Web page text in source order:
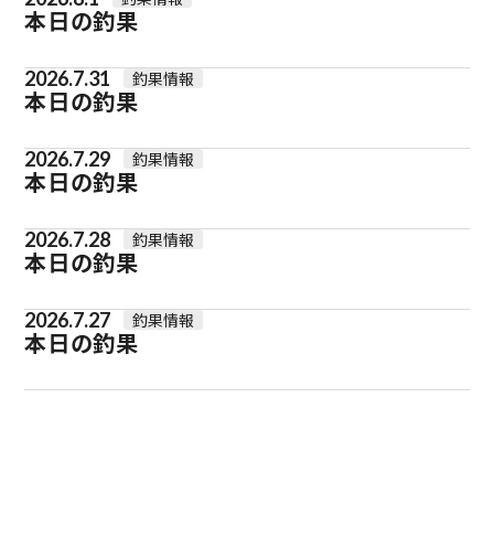
本日の釣果
2026.7.31 釣果情報
本日の釣果
2026.7.29 釣果情報
本日の釣果
2026.7.28 釣果情報
本日の釣果
2026.7.27 釣果情報
本日の釣果